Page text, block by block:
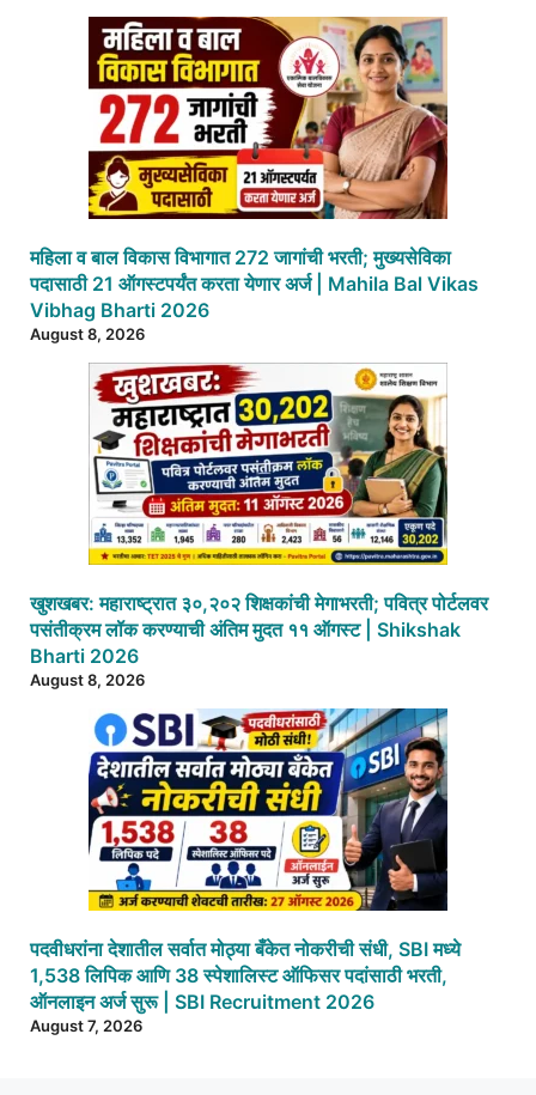
महिला व बाल विकास विभागात 272 जागांची भरती; मुख्यसेविका
पदासाठी 21 ऑगस्टपर्यंत करता येणार अर्ज | Mahila Bal Vikas
Vibhag Bharti 2026
August 8, 2026
खुशखबर: महाराष्ट्रात ३०,२०२ शिक्षकांची मेगाभरती; पवित्र पोर्टलवर
पसंतीक्रम लॉक करण्याची अंतिम मुदत ११ ऑगस्ट | Shikshak
Bharti 2026
August 8, 2026
पदवीधरांना देशातील सर्वात मोठ्या बँकेत नोकरीची संधी, SBI मध्ये
1,538 लिपिक आणि 38 स्पेशालिस्ट ऑफिसर पदांसाठी भरती,
ऑनलाइन अर्ज सुरू | SBI Recruitment 2026
August 7, 2026